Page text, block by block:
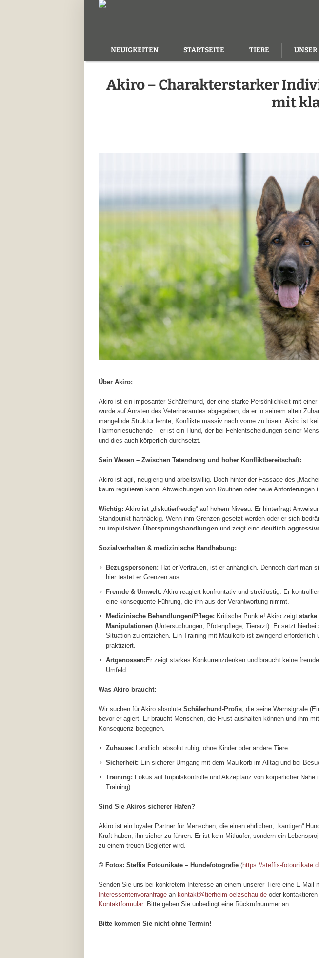
NEUIGKEITEN STARTSEITE TIERE
Akiro – Charakterstarker
mit
Über Akiro:
Akiro ist ein imposanter Schäferhund, der eine starke Persönlichkeit mit
wurde auf Anraten des Veterinäramtes abgegeben, da er in seinem alten
mangelnde Struktur lernte, Konflikte massiv nach vorne zu lösen. Akiro ist
Harmoniesuchende – er ist ein Hund, der bei Fehlentscheidungen seiner
und dies auch körperlich durchsetzt.
Sein Wesen – Zwischen Tatendrang und hoher Konfliktbereitschaft:
Akiro ist agil, neugierig und arbeitswillig. Doch hinter der Fassade des
kaum regulieren kann. Abweichungen von Routinen oder neue Anforderungen
Wichtig: Akiro ist „diskutierfreudig“ auf hohem Niveau. Er hinterfragt
Standpunkt hartnäckig. Wenn ihm Grenzen gesetzt werden oder er sich
zu impulsiven Übersprungshandlungen und zeigt einedeutlich
Sozialverhalten & medizinische Handhabung:
Bezugspersonen: Hat er Vertrauen, ist er anhänglich. Dennoch darf man
hier testet er Grenzen aus.
Fremde & Umwelt:Akiro reagiert konfrontativ und streitlustig. Er
eine konsequente Führung, die ihn aus der Verantwortung nimmt.
Medizinische Behandlungen/Pflege: Kritische Punkte! Akiro zeigtstarke
Manipulationen (Untersuchungen, Pfotenpflege, Tierarzt). Er setzt
Situation zu entziehen. Ein Training mit Maulkorb ist zwingend erforderlich
praktiziert.
Artgenossen: Er zeigt starkes Konkurrenzdenken und braucht keine
Umfeld.
Was Akiro braucht:
Wir suchen für Akiro absoluteSchäferhund-Profis, die seine Warnsignale
bevor er agiert. Er braucht Menschen, die Frust aushalten können und ihm
Konsequenz begegnen.
Zuhause: Ländlich, absolut ruhig, ohne Kinder oder andere Tiere.
Sicherheit: Ein sicherer Umgang mit dem Maulkorb im Alltag und bei
Training: Fokus auf Impulskontrolle und Akzeptanz von körperlicher Nähe
Training).
Sind Sie Akiros sicherer Hafen?
Akiro ist ein loyaler Partner für Menschen, die einen ehrlichen, „kantigen“
Kraft haben, ihn sicher zu führen. Er ist kein Mitläufer, sondern ein
zu einem treuen Begleiter wird.
© Fotos: Steffis Fotounikate – Hundefotografie (https://steffis-
Senden Sie uns bei konkretem Interesse an einem unserer Tiere eine E-Mail
Interessentenvoranfrage an kontakt@tierheim-oelzschau.de oder
Kontaktformular. Bitte geben Sie unbedingt eine Rückrufnummer an.
Bitte kommen Sie nicht ohne Termin!